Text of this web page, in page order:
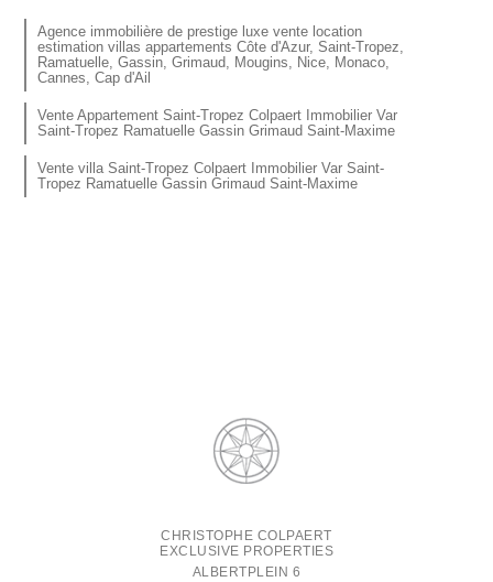
Agence immobilière de prestige luxe vente location
estimation villas appartements Côte d'Azur, Saint-Tropez,
Ramatuelle, Gassin, Grimaud, Mougins, Nice, Monaco,
Cannes, Cap d'Ail
Vente Appartement Saint-Tropez Colpaert Immobilier Var
Saint-Tropez Ramatuelle Gassin Grimaud Saint-Maxime
Vente villa Saint-Tropez Colpaert Immobilier Var Saint-
Tropez Ramatuelle Gassin Grimaud Saint-Maxime
CHRISTOPHE COLPAERT
EXCLUSIVE PROPERTIES
ALBERTPLEIN 6